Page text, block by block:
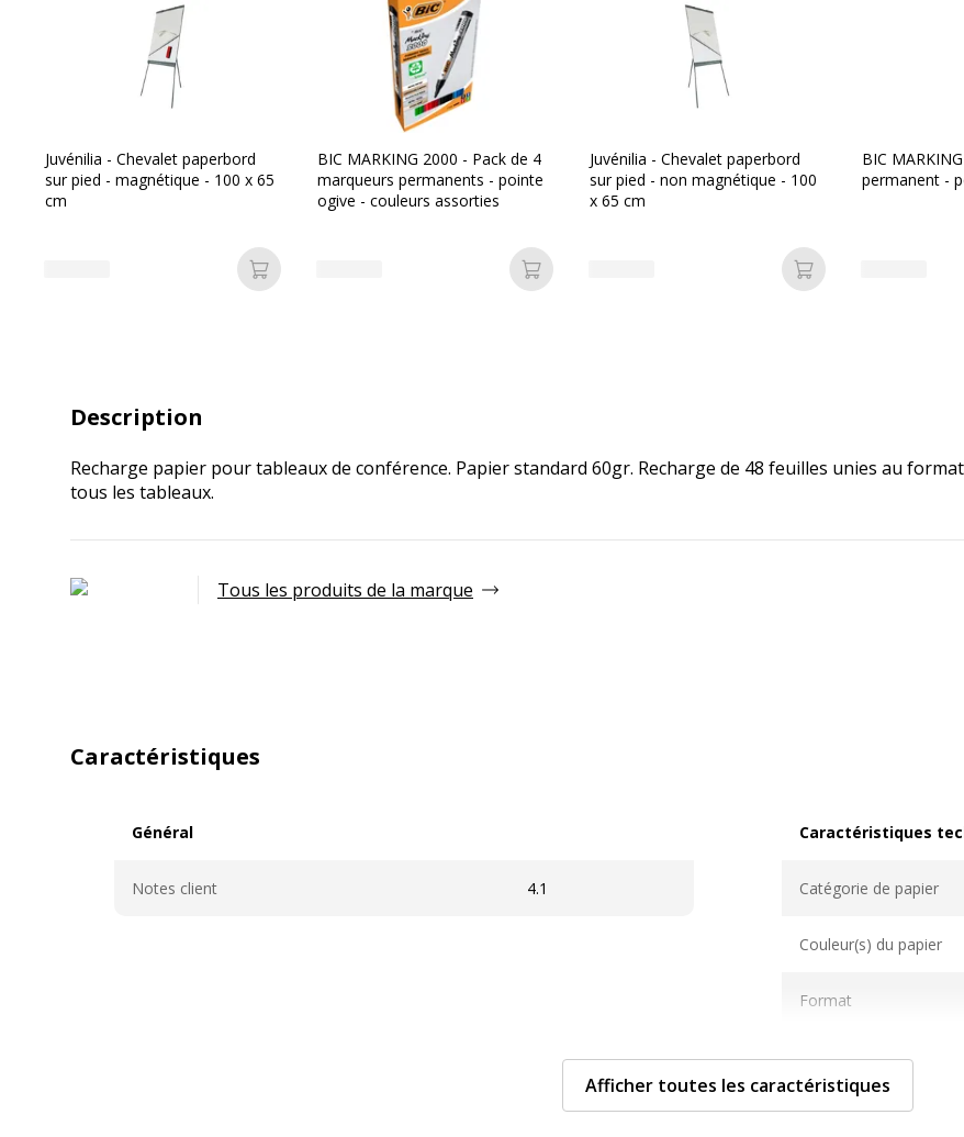
Juvénilia - Chevalet paperbord
sur pied - magnétique - 100 x 65
cm
Ajouter au panier
BIC MARKING 2000 - Pack de 4
marqueurs permanents - pointe
ogive - couleurs assorties
Ajouter au panier
Juvénilia - Chevalet paperbord
sur pied - non magnétique - 100
x 65 cm
Ajouter au panier
BIC
permanent -
Description
Recharge papier pour tableaux de conférence. Papier standard 60gr. Recharge de 48 feuilles unies au
tous les tableaux.
Tous les produits de la marque
Caractéristiques
Général
Notes client 4.1
Caractéristiques
Catégorie de papier
Couleur(s) du papier
Format
Grammage
Nombre de pages ou
Afficher toutes les caractéristiques